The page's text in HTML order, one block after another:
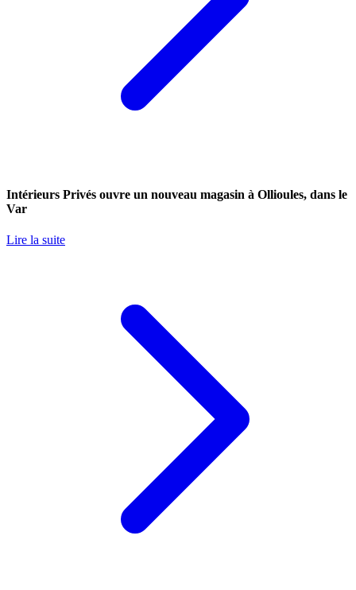
Intérieurs Privés ouvre un nouveau magasin à Ollioules, dans le
Var
Lire la suite